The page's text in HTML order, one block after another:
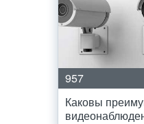
957
Каковы